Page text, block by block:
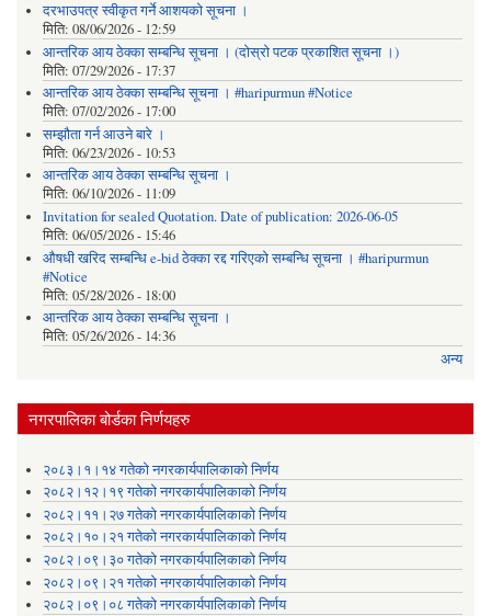
दरभाउपत्र स्वीकृत गर्ने आशयको सूचना ।
मिति: 08/06/2026 - 12:59
आन्तरिक आय ठेक्का सम्बन्धि सूचना । (दोस्रो पटक प्रकाशित सूचना ।)
मिति: 07/29/2026 - 17:37
आन्तरिक आय ठेक्का सम्बन्धि सूचना । #haripurmun #Notice
मिति: 07/02/2026 - 17:00
सम्झौता गर्न आउने बारे ।
मिति: 06/23/2026 - 10:53
आन्तरिक आय ठेक्का सम्बन्धि सूचना ।
मिति: 06/10/2026 - 11:09
Invitation for sealed Quotation. Date of publication: 2026-06-05
मिति: 06/05/2026 - 15:46
औषधी खरिद सम्बन्धि e-bid ठेक्का रद्द गरिएको सम्बन्धि सूचना । #haripurmun
#Notice
मिति: 05/28/2026 - 18:00
आन्तरिक आय ठेक्का सम्बन्धि सूचना ।
मिति: 05/26/2026 - 14:36
अन्य
नगरपालिका बोर्डका निर्णयहरु
२०८३।१।१४ गतेको नगरकार्यपालिकाको निर्णय
२०८२।१२।१९ गतेको नगरकार्यपालिकाको निर्णय
२०८२।११।२७ गतेको नगरकार्यपालिकाको निर्णय
२०८२।१०।२१ गतेको नगरकार्यपालिकाको निर्णय
२०८२।०९।३० गतेको नगरकार्यपालिकाको निर्णय
२०८२।०९।२१ गतेको नगरकार्यपालिकाको निर्णय
२०८२।०९।०८ गतेको नगरकार्यपालिकाको निर्णय